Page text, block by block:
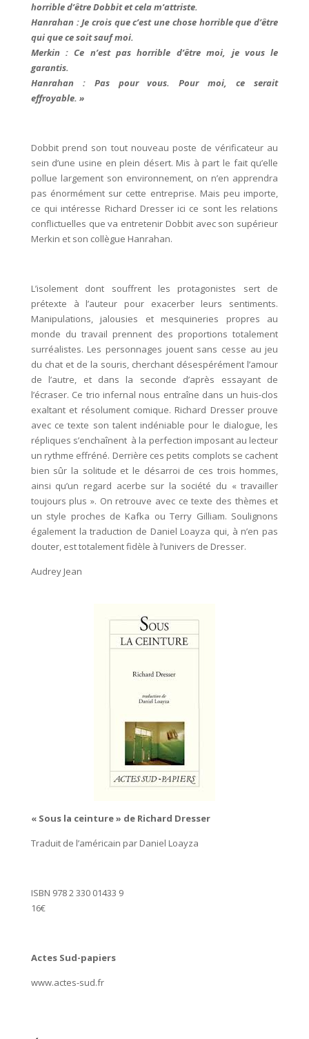
horrible d’être Dobbit et cela m’attriste.
Hanrahan : Je crois que c’est une chose horrible que d’être
qui que ce soit sauf moi.
Merkin : Ce n’est pas horrible d’être moi, je vous le
garantis.
Hanrahan : Pas pour vous. Pour moi, ce serait
effroyable. »
Dobbit prend son tout nouveau poste de vérificateur au
sein d’une usine en plein désert. Mis à part le fait qu’elle
pollue largement son environnement, on n’en apprendra
pas énormément sur cette entreprise. Mais peu importe,
ce qui intéresse Richard Dresser ici ce sont les relations
conflictuelles que va entretenir Dobbit avec son supérieur
Merkin et son collègue Hanrahan.
L’isolement dont souffrent les protagonistes sert de
prétexte à l’auteur pour exacerber leurs sentiments.
Manipulations, jalousies et mesquineries propres au
monde du travail prennent des proportions totalement
surréalistes. Les personnages jouent sans cesse au jeu
du chat et de la souris, cherchant désespérément l’amour
de l’autre, et dans la seconde d’après essayant de
l’écraser. Ce trio infernal nous entraîne dans un huis-clos
exaltant et résolument comique. Richard Dresser prouve
avec ce texte son talent indéniable pour le dialogue, les
répliques s’enchaînent à la perfection imposant au lecteur
un rythme effréné. Derrière ces petits complots se cachent
bien sûr la solitude et le désarroi de ces trois hommes,
ainsi qu’un regard acerbe sur la société du « travailler
toujours plus ». On retrouve avec ce texte des thèmes et
un style proches de Kafka ou Terry Gilliam. Soulignons
également la traduction de Daniel Loayza qui, à n’en pas
douter, est totalement fidèle à l’univers de Dresser.
Audrey Jean
« Sous la ceinture » de Richard Dresser
Traduit de l’américain par Daniel Loayza
ISBN 978 2 330 01433 9
16€
Actes Sud-papiers
www.actes-sud.fr